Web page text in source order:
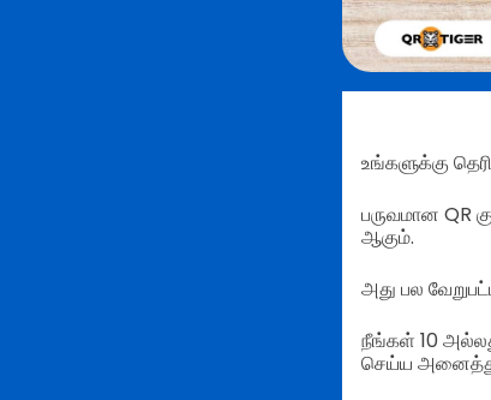
உங்களுக்கு
பருவமான QR
ஆகும்.
அது பல
நீங்கள் 10
செய்ய